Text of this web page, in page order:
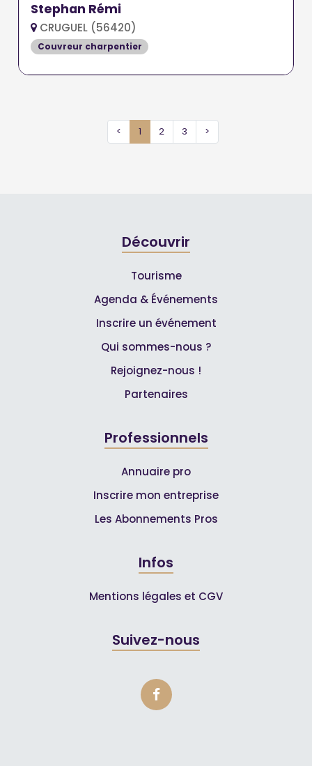
Stephan Rémi
CRUGUEL (56420)
Couvreur charpentier
< 1 2 3 >
Découvrir
Tourisme
Agenda & Événements
Inscrire un événement
Qui sommes-nous ?
Rejoignez-nous !
Partenaires
Professionnels
Annuaire pro
Inscrire mon entreprise
Les Abonnements Pros
Infos
Mentions légales et CGV
Suivez-nous